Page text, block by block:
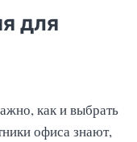
для
как и выбрать
офиса знают,